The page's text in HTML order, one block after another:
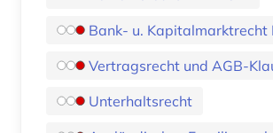
Bank- u. Kapitalmarktrecht
Vertragsrecht und AGB-
Unterhaltsrecht